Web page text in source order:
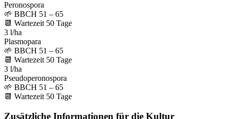
Peronospora
🌱 BBCH 51 – 65
📆 Wartezeit 50 Tage
3 l/ha
Plasmopara
🌱 BBCH 51 – 65
📆 Wartezeit 50 Tage
3 l/ha
Pseudoperonospora
🌱 BBCH 51 – 65
📆 Wartezeit 50 Tage
Zusätzliche Informationen für die Kultur